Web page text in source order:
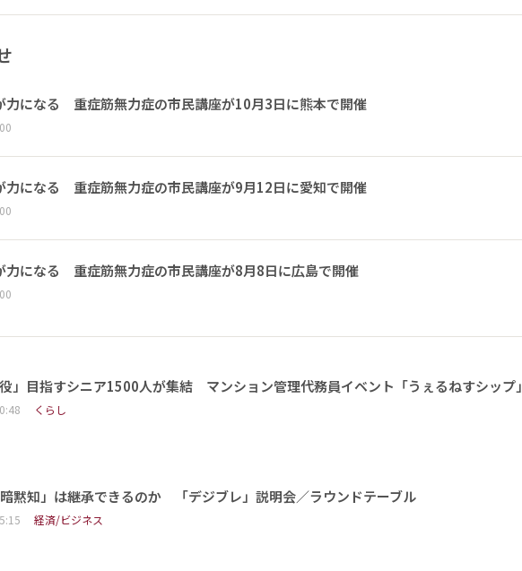
力になる 重症筋無力症の市民講座が10月3日に熊本で開催
力になる 重症筋無力症の市民講座が9月12日に愛知で開催
力になる 重症筋無力症の市民講座が8月8日に広島で開催
役」目指すシニア1500人が集結 マンション管理代務員イベント「うぇるねすシップ」
くらし
黙知」は継承できるのか 「デジブレ」説明会／ラウンドテーブル
経済/ビジネス